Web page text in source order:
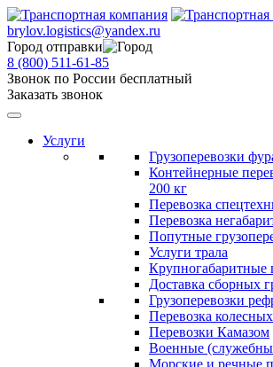
brylov.logistics@yandex.ru
Город отправки
8 (800) 511-61-85
Звонок по России бесплатный
Заказать звонок
Услуги
Грузоперевозки
Контейнерные
200 кг
Перевозка
Перевозка
Попутные
Услуги трала
Крупногабаритные
Доставка сборных
Грузоперевозки
Перевозка
Перевозки Камазом
Военные
Морские и речные